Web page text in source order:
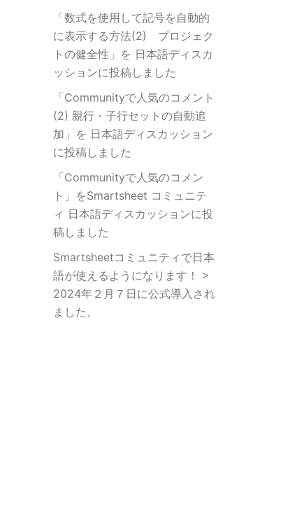
「数式を使用して記号を自動的
に表示する方法(2) プロジェク
トの健全性」を 日本語ディスカ
ッションに投稿しました
「Communityで人気のコメント
(2) 親行・子行セットの自動追
加」を 日本語ディスカッション
に投稿しました
「Communityで人気のコメン
ト」をSmartsheet コミュニテ
ィ 日本語ディスカッションに投
稿しました
Smartsheetコミュニティで日本
語が使えるようになります！ >
2024年２月７日に公式導入され
ました。